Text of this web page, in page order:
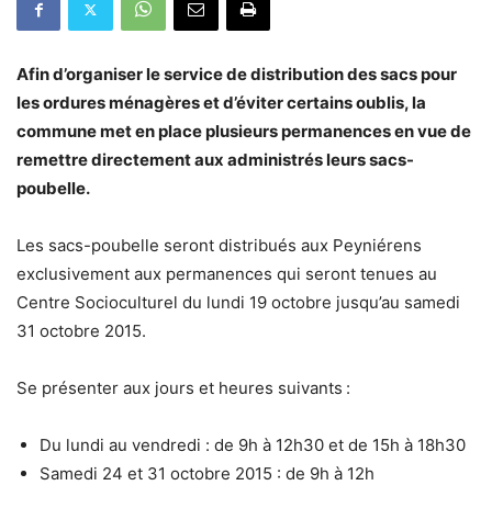
Afin d’organiser le service de distribution des sacs pour
les ordures ménagères et d’éviter certains oublis, la
commune met en place plusieurs permanences en vue de
remettre directement aux administrés leurs sacs-
poubelle.
Les sacs-poubelle seront distribués aux Peyniérens
exclusivement aux permanences qui seront tenues au
Centre Socioculturel du lundi 19 octobre jusqu’au samedi
31 octobre 2015.
Se présenter aux jours et heures suivants :
Du lundi au vendredi : de 9h à 12h30 et de 15h à 18h30
Samedi 24 et 31 octobre 2015 : de 9h à 12h